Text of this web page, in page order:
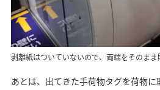
剥離紙はついていないので、両端をそのまま
あとは、出てきた手荷物タグを荷物